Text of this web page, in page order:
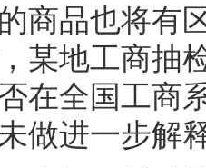
商品也将有
某地工商抽
在全国工商
做进一步解